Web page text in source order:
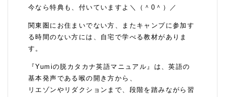
今なら特典も、付いていますよ＼（＾0＾）／
関東圏にお住まいでない方、またキャンプに参加す
る時間のない方には、自宅で学べる教材がありま
す。
『Yumiの脱カタカナ英語マニュアル』は、英語の
基本発声である喉の開き方から、
リエゾンやリダクションまで、段階を踏みながら習